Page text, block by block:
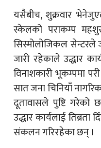
यसैबीच, शुक्रवार
स्केलको पराकम्प
सिस्मोलोजिकल
जारी रहेकाले उद्धार
विनाशकारी भूकम्पमा
सात जना चिनियाँ
दूतावासले पुष्टि
उद्धार कार्यलाई
संकलन गरिरहेका छन् ।